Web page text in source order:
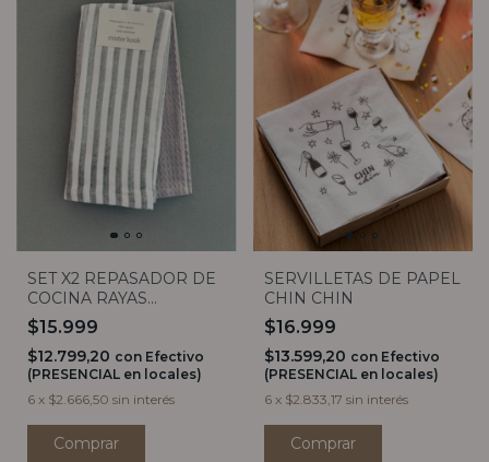
SET X2 REPASADOR DE
COCINA RAYAS
GRUESAS (3 COLORES)
$15.999
$12.799,20 con Efectivo
(PRESENCIAL en locales)
6 x $2.666,50 sin interés
Comprar
SERVILLETAS DE PAPEL
CHIN CHIN
$16.999
$13.599,20 con Efectivo
(PRESENCIAL en locales)
6 x $2.833,17 sin interés